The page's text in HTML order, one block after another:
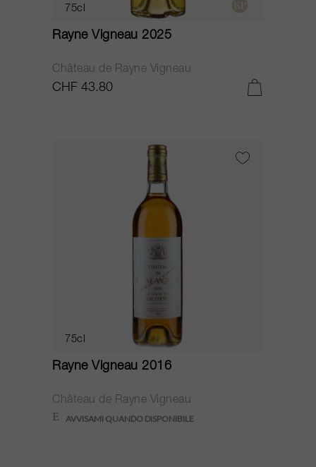
75cl
Rayne Vigneau 2025
Château de Rayne Vigneau
CHF 43.80
75cl
Rayne Vigneau 2016
Château de Rayne Vigneau